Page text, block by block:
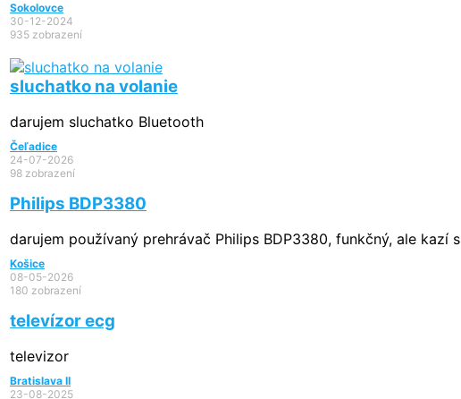
Sokolovce
30-12-2024
935 zobrazení
sluchatko na volanie
darujem sluchatko Bluetooth
Čeľadice
24-07-2026
98 zobrazení
Philips BDP3380
darujem používaný prehrávač Philips BDP3380, funkčný, ale kazí
Košice
08-05-2026
180 zobrazení
televízor ecg
televizor
Bratislava II
23-08-2025